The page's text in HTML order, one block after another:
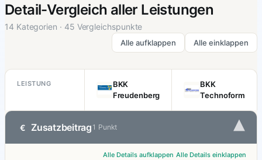
Detail-Vergleich aller Leistungen
14 Kategorien · 45 Vergleichspunkte
Alle aufklappen Alle einklappen
LEISTUNG
BKK
Freudenberg
BKK
Technoform
€ Zusatzbeitrag 1 Punkt ▾
Alle Details aufklappen Alle Details einklappen